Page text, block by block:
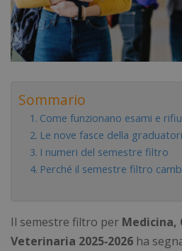
Sommario
Come funzionano esami e
Le nove fasce della
I numeri del semestre filtro
Perché il semestre filtro
Il semestre filtro per
Veterinaria 2025‑2026 ha